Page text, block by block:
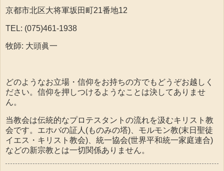
京都市北区大将軍坂田町21番地12
TEL: (075)461-1938
牧師: 大頭眞一
どのようなお立場・信仰をお持ちの方でもどうぞお越しく
ださい。信仰を押しつけるようなことは決してありませ
ん。
当教会は伝統的なプロテスタントの流れを汲むキリスト教
会です。エホバの証人(ものみの塔)、モルモン教(末日聖徒
イエス・キリスト教会)、統一協会(世界平和統一家庭連合)
などの新宗教とは一切関係ありません。